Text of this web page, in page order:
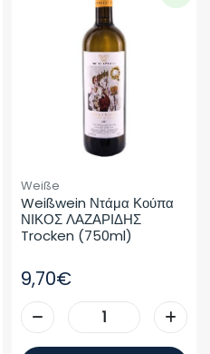
Weiße
Weißwein Ντάμα Κούπα
ΝΙΚΟΣ ΛΑΖΑΡΙΔΗΣ
Trocken (750ml)
9,70€